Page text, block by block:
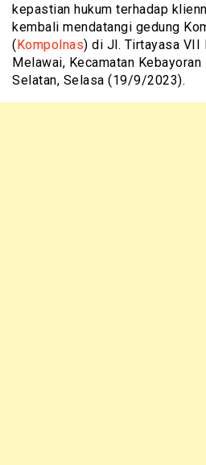
kepastian hukum terhadap
kembali mendatangi gedung
(Kompolnas) di Jl. Tirtayasa VII
Melawai, Kecamatan Kebayoran
Selatan, Selasa (19/9/2023).